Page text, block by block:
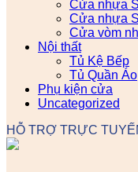
Cửa nhựa
Cửa nhựa
Cửa vòm
Nội thất
Tủ Kệ Bếp
Tủ Quần Áo
Phụ kiện cửa
Uncategorized
HỖ TRỢ TRỰC